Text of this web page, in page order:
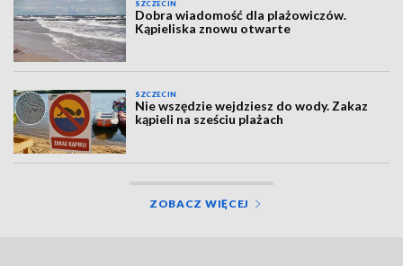
SZCZECIN
Dobra wiadomość dla plażowiczów.
Kąpieliska znowu otwarte
SZCZECIN
Nie wszędzie wejdziesz do wody. Zakaz
kąpieli na sześciu plażach
ZOBACZ WIĘCEJ